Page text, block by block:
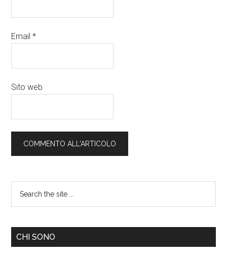
Email*
Sito web
CHI SONO